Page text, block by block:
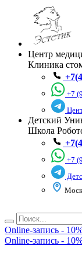
Центр
Клиника
+7
Детский
Школа
+7
Online-запись -
Online-запись -